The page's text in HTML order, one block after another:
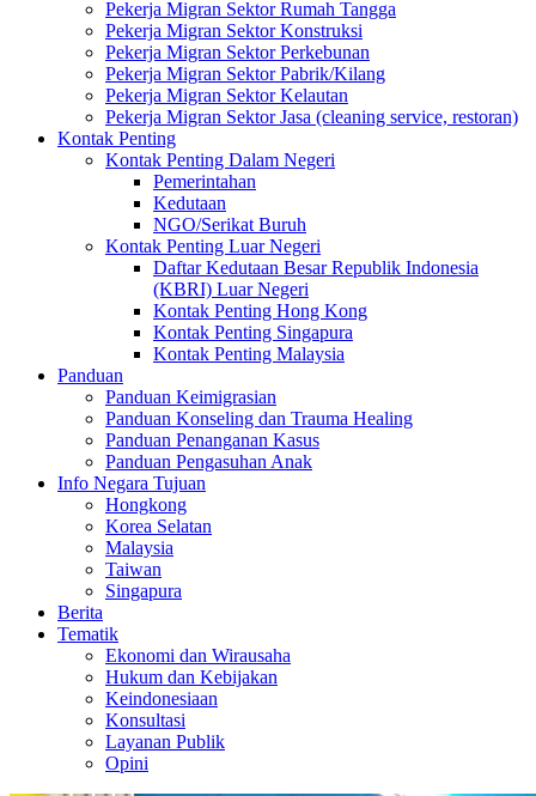
Pekerja Migran Sektor Rumah Tangga
Pekerja Migran Sektor Konstruksi
Pekerja Migran Sektor Perkebunan
Pekerja Migran Sektor Pabrik/Kilang
Pekerja Migran Sektor Kelautan
Pekerja Migran Sektor Jasa (cleaning service, restoran)
Kontak Penting
Kontak Penting Dalam Negeri
Pemerintahan
Kedutaan
NGO/Serikat Buruh
Kontak Penting Luar Negeri
Daftar Kedutaan Besar Republik Indonesia
(KBRI) Luar Negeri
Kontak Penting Hong Kong
Kontak Penting Singapura
Kontak Penting Malaysia
Panduan
Panduan Keimigrasian
Panduan Konseling dan Trauma Healing
Panduan Penanganan Kasus
Panduan Pengasuhan Anak
Info Negara Tujuan
Hongkong
Korea Selatan
Malaysia
Taiwan
Singapura
Berita
Tematik
Ekonomi dan Wirausaha
Hukum dan Kebijakan
Keindonesiaan
Konsultasi
Layanan Publik
Opini